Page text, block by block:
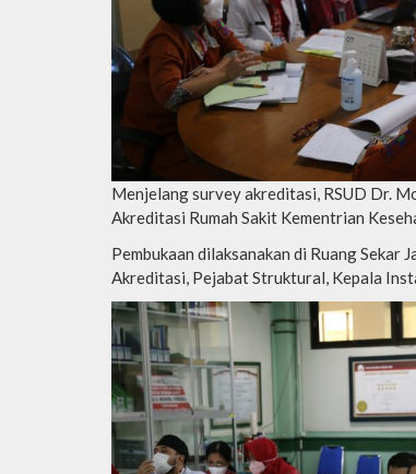
Menjelang survey akreditasi, RSUD Dr.
Akreditasi Rumah Sakit Kementrian
Pembukaan dilaksanakan di Ruang
Akreditasi, Pejabat Struktural, Kepala